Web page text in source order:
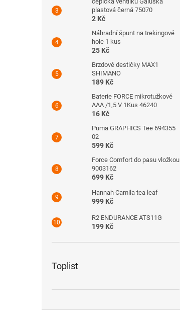
plastová černá 75070
2 Kč
Náhradní špunt na trekingové
hole 1 kus
25 Kč
Brzdové destičky MAX1
SHIMANO
189 Kč
Baterie FORCE mikrotužkové
AAA /1,5 V 1Kus 46240
16 Kč
Puma GRAPHICS Tee 694355
02
599 Kč
Force Comfort do pasu vložkou
9003162
699 Kč
Hannah Camila tea leaf
999 Kč
R2 ENDURANCE ATS11G
199 Kč
Toplist